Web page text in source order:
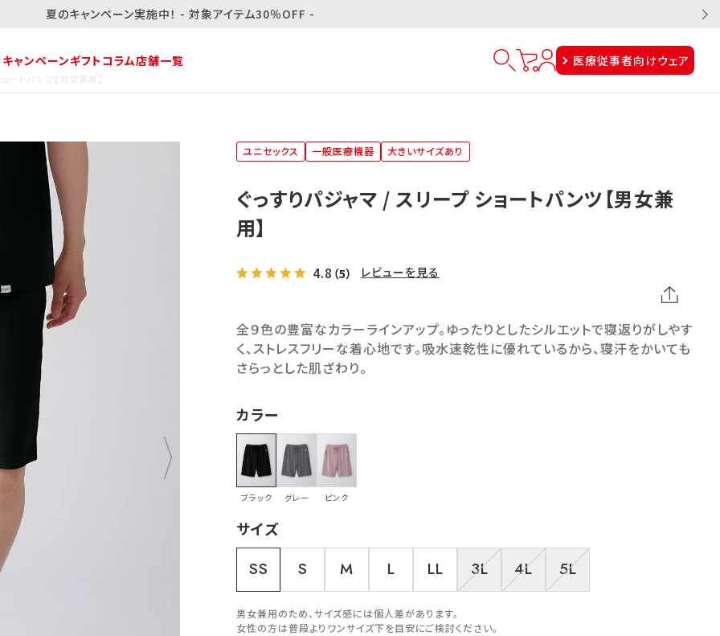
夏のキャンペーン実施中！ - 対象アイテム30％OFF -
キャンペーンギフトコラム店舗一覧 医療従事者向けウェア
ユニセックス 一般医療機器 大きいサイズあり
ぐっすりパジャマ / スリープ ショートパンツ【男女兼
用】
4.8 （5） レビューを見る
全９色の豊富なカラーラインアップ。ゆったりとしたシルエットで寝返りがしやす
く、ストレスフリーな着心地です。吸水速乾性に優れているから、寝汗をかいても
さらっとした肌ざわり。
カラー
ブラック グレー ピンク
サイズ
SS S M L LL 3L 4L 5L
男女兼用のため、サイズ感には個人差があります。
女性の方は普段よりワンサイズ下を目安にご検討ください。